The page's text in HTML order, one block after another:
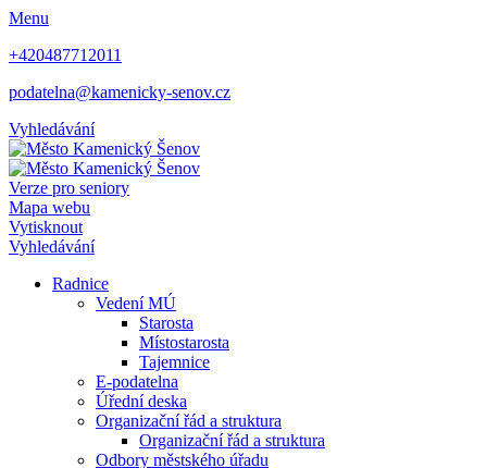
Menu
+420487712011
podatelna@kamenicky-senov.cz
Vyhledávání
Verze pro seniory
Mapa webu
Vytisknout
Vyhledávání
Radnice
Vedení MÚ
Starosta
Místostarosta
Tajemnice
E-podatelna
Úřední deska
Organizační řád a struktura
Organizační řád a struktura
Odbory městského úřadu